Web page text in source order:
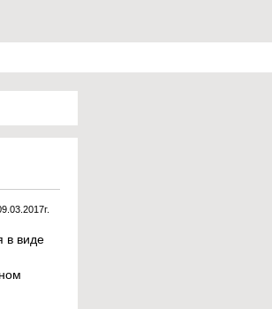
в виде